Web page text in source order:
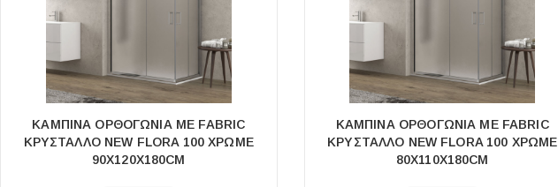
ΚΑΜΠΊΝΑ ΟΡΘΟΓΏΝΙΑ ΜΕ FABRIC
ΚΡΎΣΤΑΛΛΟ NEW FLORA 100 ΧΡΩΜΈ
90X120X180CM
ΚΑΜΠΊΝΑ ΟΡΘΟΓΏΝΙΑ ΜΕ FABRIC
ΚΡΎΣΤΑΛΛΟ NEW FLORA 100 ΧΡΩΜΈ
80X110X180CM